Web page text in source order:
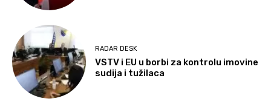
RADAR DESK
VSTV i EU u borbi za kontrolu imovine
sudija i tužilaca